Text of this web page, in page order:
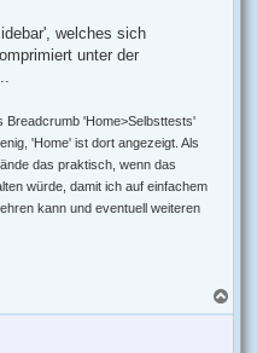
welches sich
unter der
Breadcrumb 'Home>Selbsttests'
'Home' ist dort angezeigt. Als
das praktisch, wenn das
würde, damit ich auf einfachem
kann und eventuell weiteren
a